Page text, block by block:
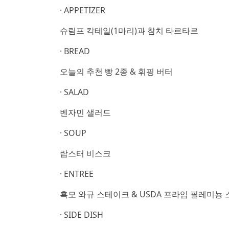
· APPETIZER
슈림프 칵테일(1마리)과 참치 타르타르
· BREAD
오늘의 추천 빵 2종 & 휘핑 버터
· SALAD
벤자민 샐러드
· SOUP
랍스터 비스크
· ENTREE
흑모 와규 스테이크 & USDA 프라임 필레미뇽
· SIDE DISH